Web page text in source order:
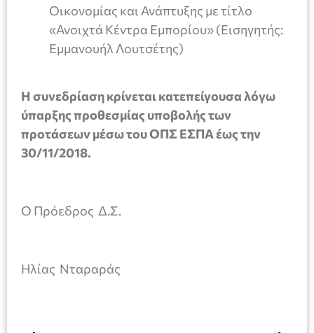
Οικονομίας και Ανάπτυξης με τίτλο
«Ανοιχτά Κέντρα Εμπορίου» (Εισηγητής:
Εμμανουήλ Λουτσέτης)
Η συνεδρίαση κρίνεται κατεπείγουσα λόγω
ύπαρξης προθεσμίας υποβολής των
προτάσεων μέσω του ΟΠΣ ΕΣΠΑ έως την
30/11/2018.
Ο Πρόεδρος Δ.Σ.
Ηλίας Νταραράς